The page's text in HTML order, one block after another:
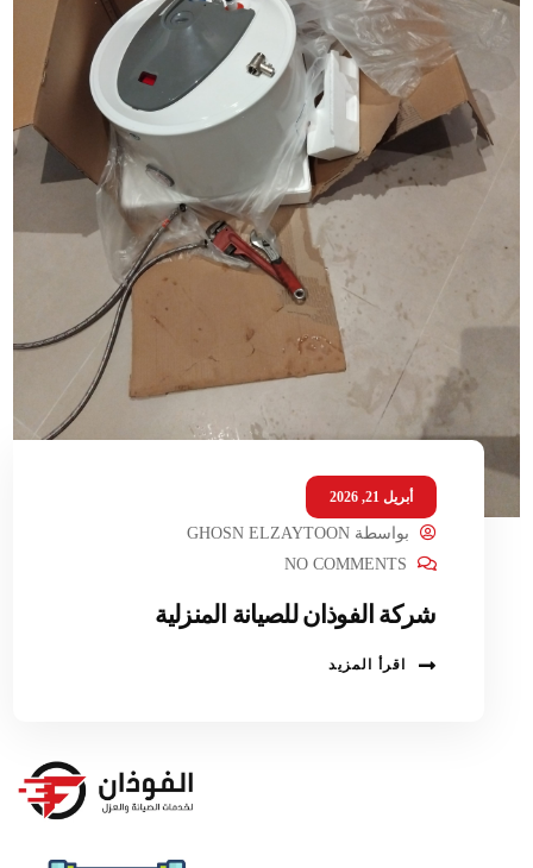
أبريل 21, 2026
بواسطةGHOSN ELZAYTOON
NO COMMENTS
شركة الفوذان للصيانة المنزلية
اقرأ المزيد